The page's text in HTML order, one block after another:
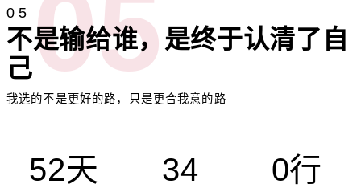
05
不是输给谁，是终于认清了自
己05
我选的不是更好的路，只是更合我意的路
52天 34 0行